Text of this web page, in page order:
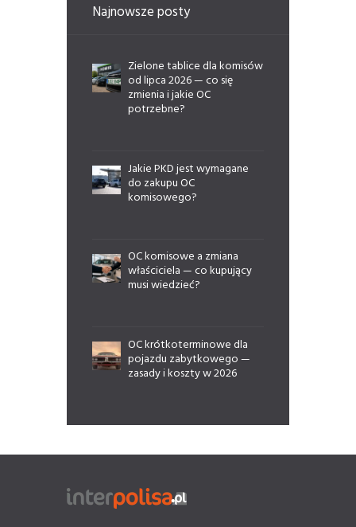
Najnowsze posty
Zielone tablice dla komisów
od lipca 2026 — co się
zmienia i jakie OC
potrzebne?
Jakie PKD jest wymagane
do zakupu OC
komisowego?
OC komisowe a zmiana
właściciela — co kupujący
musi wiedzieć?
OC krótkoterminowe dla
pojazdu zabytkowego —
zasady i koszty w 2026